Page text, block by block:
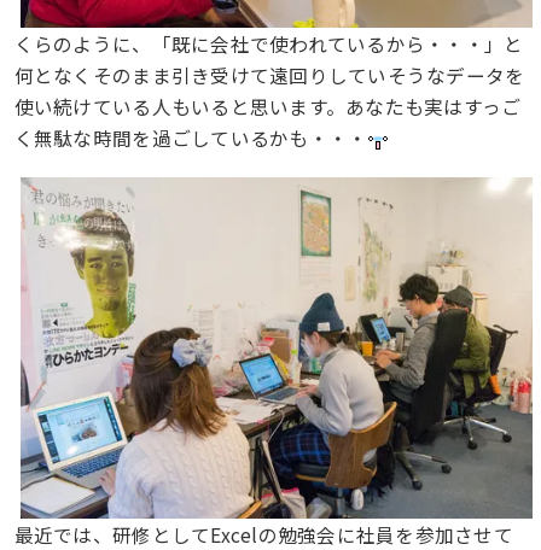
くらのように、「既に会社で使われているから・・・」と
何となくそのまま引き受けて遠回りしていそうなデータを
使い続けている人もいると思います。あなたも実はすっご
く無駄な時間を過ごしているかも・・・
最近では、研修としてExcelの勉強会に社員を参加させて